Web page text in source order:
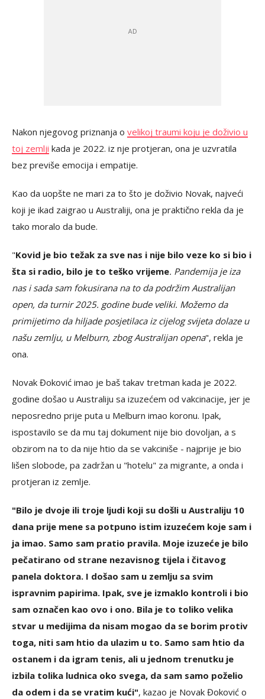
Nakon njegovog priznanja o velikoj traumi koju je doživio u
toj zemlji kada je 2022. iz nje protjeran, ona je uzvratila
bez previše emocija i empatije.
Kao da uopšte ne mari za to što je doživio Novak, najveći
koji je ikad zaigrao u Australiji, ona je praktično rekla da je
tako moralo da bude.
"Kovid je bio težak za sve nas i nije bilo veze ko si bio i
šta si radio, bilo je to teško vrijeme. Pandemija je iza
nas i sada sam fokusirana na to da podržim Australijan
open, da turnir 2025. godine bude veliki. Možemo da
primijetimo da hiljade posjetilaca iz cijelog svijeta dolaze u
našu zemlju, u Melburn, zbog Australijan opena", rekla je
ona.
Novak Đoković imao je baš takav tretman kada je 2022.
godine došao u Australiju sa izuzećem od vakcinacije, jer je
neposredno prije puta u Melburn imao koronu. Ipak,
ispostavilo se da mu taj dokument nije bio dovoljan, a s
obzirom na to da nije htio da se vakciniše - najprije je bio
lišen slobode, pa zadržan u "hotelu" za migrante, a onda i
protjeran iz zemlje.
"Bilo je dvoje ili troje ljudi koji su došli u Australiju 10
dana prije mene sa potpuno istim izuzećem koje sam i
ja imao. Samo sam pratio pravila. Moje izuzeće je bilo
pečatirano od strane nezavisnog tijela i čitavog
panela doktora. I došao sam u zemlju sa svim
ispravnim papirima. Ipak, sve je izmaklo kontroli i bio
sam označen kao ovo i ono. Bila je to toliko velika
stvar u medijima da nisam mogao da se borim protiv
toga, niti sam htio da ulazim u to. Samo sam htio da
ostanem i da igram tenis, ali u jednom trenutku je
izbila tolika ludnica oko svega, da sam samo poželio
da odem i da se vratim kući", kazao je Novak Đoković o